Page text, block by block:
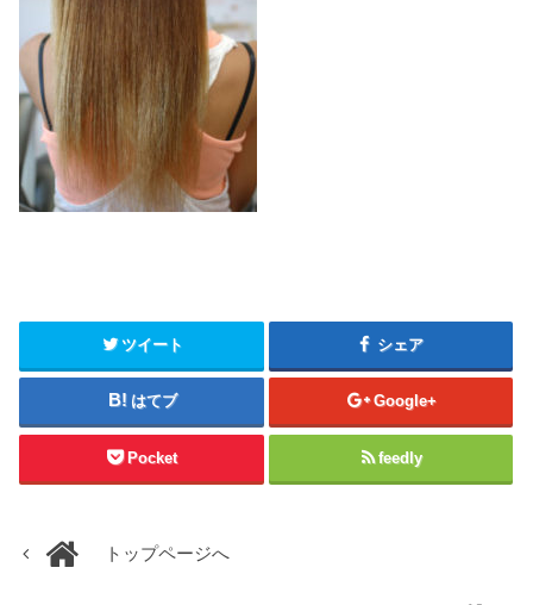
ツイート シェア
はてブ Google+
Pocket feedly
トップページへ